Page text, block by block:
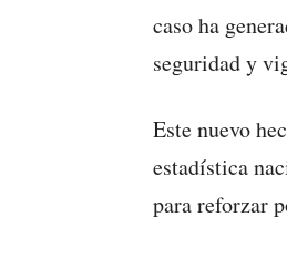
caso ha
seguridad y
Este nuevo
estadística
para reforzar